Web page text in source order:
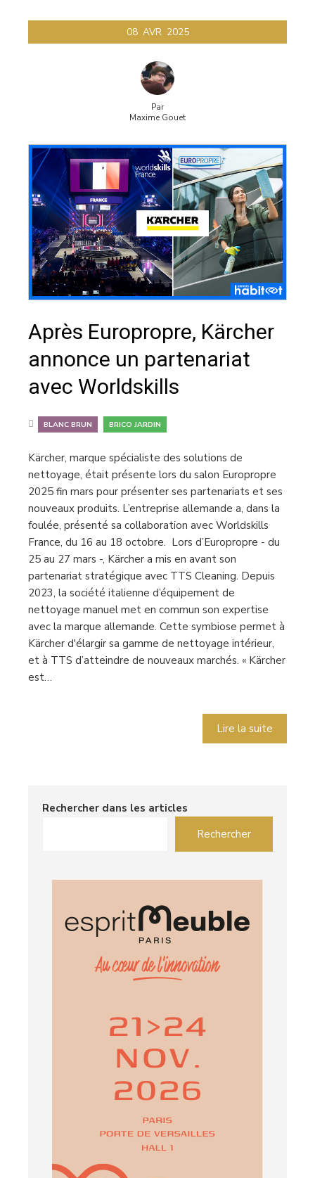
08 AVR 2025
Par
Maxime Gouet
Après Europropre, Kärcher
annonce un partenariat
avec Worldskills
BLANC BRUN BRICO JARDIN
Kärcher, marque spécialiste des solutions de
nettoyage, était présente lors du salon Europropre
2025 fin mars pour présenter ses partenariats et ses
nouveaux produits. L’entreprise allemande a, dans la
foulée, présenté sa collaboration avec Worldskills
France, du 16 au 18 octobre. Lors d’Europropre - du
25 au 27 mars -, Kärcher a mis en avant son
partenariat stratégique avec TTS Cleaning. Depuis
2023, la société italienne d’équipement de
nettoyage manuel met en commun son expertise
avec la marque allemande. Cette symbiose permet à
Kärcher d'élargir sa gamme de nettoyage intérieur,
et à TTS d’atteindre de nouveaux marchés. « Kärcher
est…
Lire la suite
Rechercher dans les articles
Rechercher